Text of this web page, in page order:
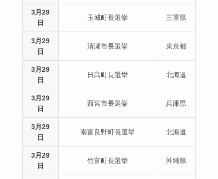
3月29
日
玉城町長選挙 三重県
3月29
日
清瀬市長選挙 東京都
3月29
日
日高町長選挙 北海道
3月29
日
西宮市長選挙 兵庫県
3月29
日
南富良野町長選挙 北海道
3月29
日
竹富町長選挙 沖縄県